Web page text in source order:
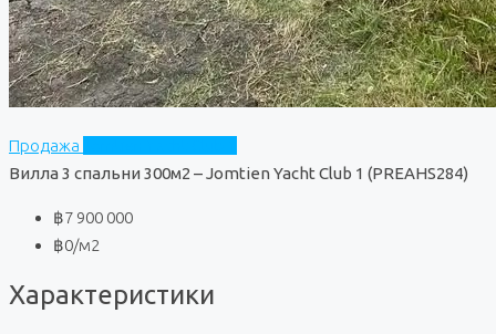
Продажа
Вилла 3 спальни 300м2 – Jomtien Yacht Club 1 (PREAHS284)
฿7 900 000
฿0/м2
Характеристики